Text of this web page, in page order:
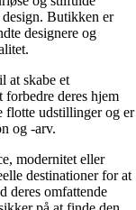
design. Butikken er
designere og
at skabe et
forbedre deres hjem
flotte udstillinger og er
og -arv.
modernitet eller
destinationer for at
deres omfattende